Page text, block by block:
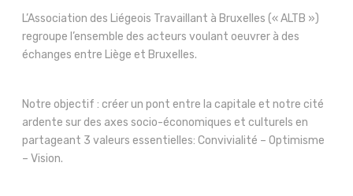
L’Association des Liégeois Travaillant à Bruxelles (« ALTB »)
regroupe l’ensemble des acteurs voulant oeuvrer à des
échanges entre Liège et Bruxelles.
Notre objectif : créer un pont entre la capitale et notre cité
ardente sur des axes socio-économiques et culturels en
partageant 3 valeurs essentielles: Convivialité – Optimisme
– Vision.